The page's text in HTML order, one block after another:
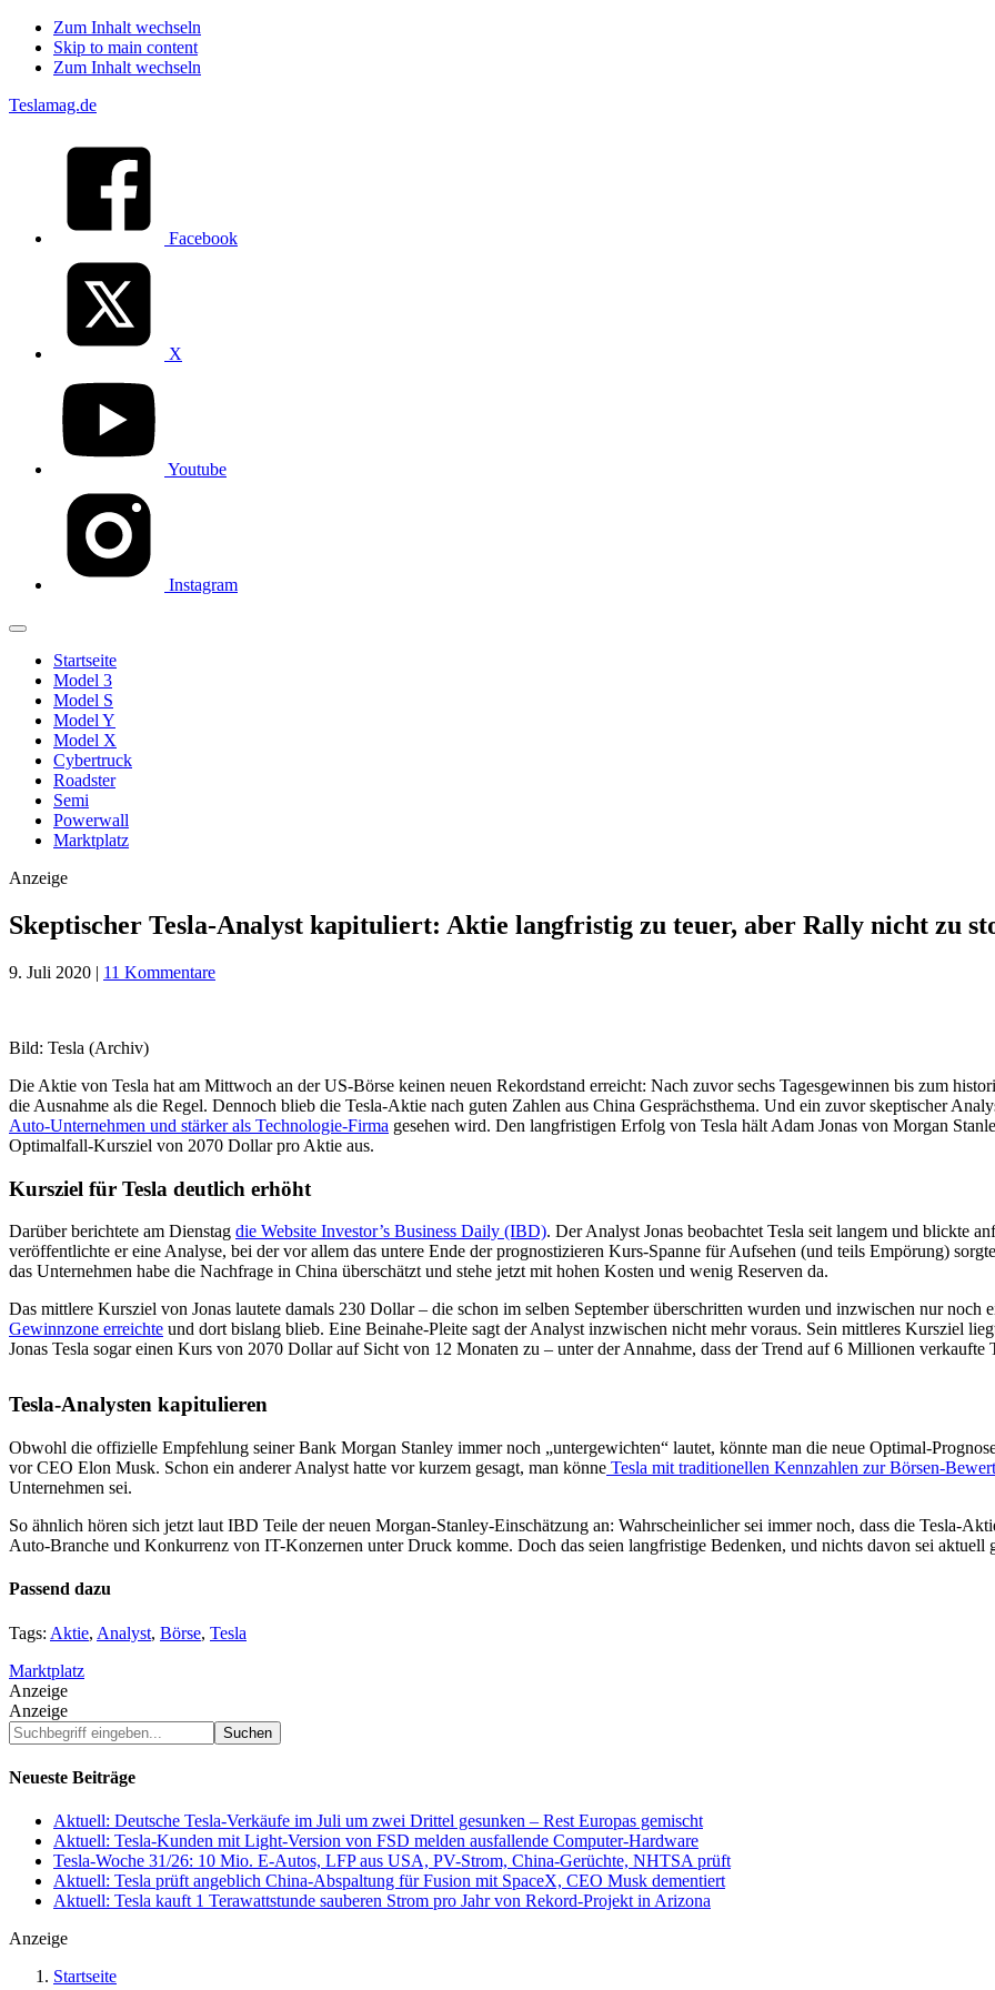
Zum Inhalt wechseln
Skip to main content
Zum Inhalt wechseln
Teslamag.de
Facebook
X
Youtube
Instagram
Startseite
Model 3
Model S
Model Y
Model X
Cybertruck
Roadster
Semi
Powerwall
Marktplatz
Anzeige
Skeptischer Tesla-Analyst kapituliert: Aktie langfristig zu teuer, aber Rally nicht zu
9. Juli 2020 | 11 Kommentare
Bild: Tesla (Archiv)
Die Aktie von Tesla hat am Mittwoch an der US-Börse keinen neuen Rekordstand erreicht: Nach zuvor sechs Tagesgewinnen bis zum
die Ausnahme als die Regel. Dennoch blieb die Tesla-Aktie nach guten Zahlen aus China Gesprächsthema. Und ein zuvor skeptischer
Auto-Unternehmen und stärker als Technologie-Firma gesehen wird. Den langfristigen Erfolg von Tesla hält Adam Jonas von Morgan
Optimalfall-Kursziel von 2070 Dollar pro Aktie aus.
Kursziel für Tesla deutlich erhöht
Darüber berichtete am Dienstag die Website Investor’s Business Daily (IBD). Der Analyst Jonas beobachtet Tesla seit langem und blickte
veröffentlichte er eine Analyse, bei der vor allem das untere Ende der prognostizieren Kurs-Spanne für Aufsehen (und teils Empörung)
das Unternehmen habe die Nachfrage in China überschätzt und stehe jetzt mit hohen Kosten und wenig Reserven da.
Das mittlere Kursziel von Jonas lautete damals 230 Dollar – die schon im selben September überschritten wurden und inzwischen nur noch
Gewinnzone erreichte und dort bislang blieb. Eine Beinahe-Pleite sagt der Analyst inzwischen nicht mehr voraus. Sein mittleres Kursziel
Jonas Tesla sogar einen Kurs von 2070 Dollar auf Sicht von 12 Monaten zu – unter der Annahme, dass der Trend auf 6 Millionen
Tesla-Analysten kapitulieren
Obwohl die offizielle Empfehlung seiner Bank Morgan Stanley immer noch „untergewichten“ lautet, könnte man die neue Optimal-
vor CEO Elon Musk. Schon ein anderer Analyst hatte vor kurzem gesagt, man könne Tesla mit traditionellen Kennzahlen zur Börsen-
Unternehmen sei.
So ähnlich hören sich jetzt laut IBD Teile der neuen Morgan-Stanley-Einschätzung an: Wahrscheinlicher sei immer noch, dass die Tesla-
Auto-Branche und Konkurrenz von IT-Konzernen unter Druck komme. Doch das seien langfristige Bedenken, und nichts davon sei
Passend dazu
Tags: Aktie, Analyst, Börse, Tesla
Marktplatz
Anzeige
Anzeige
Suchbegriff
eingeben...
Neueste Beiträge
Aktuell: Deutsche Tesla-Verkäufe im Juli um zwei Drittel gesunken – Rest Europas gemischt
Aktuell: Tesla-Kunden mit Light-Version von FSD melden ausfallende Computer-Hardware
Tesla-Woche 31/26: 10 Mio. E-Autos, LFP aus USA, PV-Strom, China-Gerüchte, NHTSA prüft
Aktuell: Tesla prüft angeblich China-Abspaltung für Fusion mit SpaceX, CEO Musk dementiert
Aktuell: Tesla kauft 1 Terawattstunde sauberen Strom pro Jahr von Rekord-Projekt in Arizona
Anzeige
Startseite